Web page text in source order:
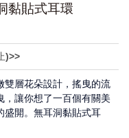
黏貼式耳環
)>>
雙層花朵設計，搖曳的流
，讓你想了⼀百個有關美
盛開。無耳洞黏貼式耳